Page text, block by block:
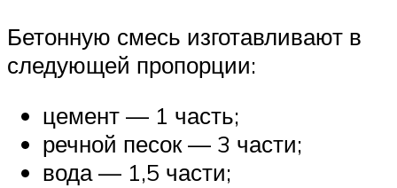
Бетонную смесь изготавливают в
следующей пропорции:
цемент — 1 часть;
речной песок — 3 части;
вода — 1,5 части;